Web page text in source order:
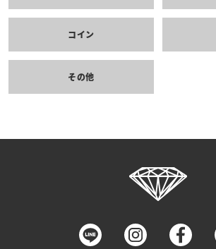
コイン
その他